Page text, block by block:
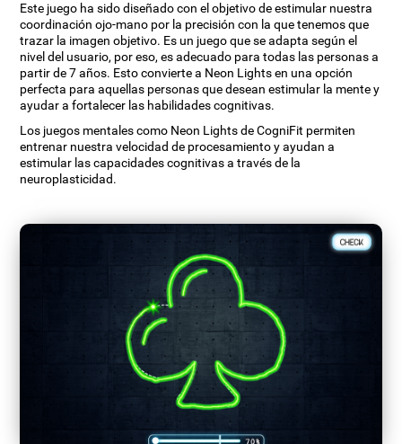
Este juego ha sido diseñado con el objetivo de estimular nuestra
coordinación ojo-mano por la precisión con la que tenemos que
trazar la imagen objetivo. Es un juego que se adapta según el
nivel del usuario, por eso, es adecuado para todas las personas a
partir de 7 años. Esto convierte a Neon Lights en una opción
perfecta para aquellas personas que desean estimular la mente y
ayudar a fortalecer las habilidades cognitivas.
Los juegos mentales como Neon Lights de CogniFit permiten
entrenar nuestra velocidad de procesamiento y ayudan a
estimular las capacidades cognitivas a través de la
neuroplasticidad.